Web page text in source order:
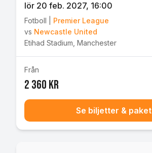
lör 20 feb. 2027, 16:00
Fotboll
Premier League
vs Newcastle United
Etihad Stadium Manchester
Från
2 360 kr
Se biljetter & paket